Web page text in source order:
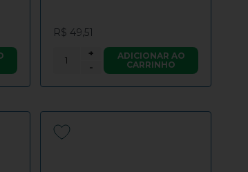
R$ 49,51
-
+
ADICIONAR AO
CARRINHO